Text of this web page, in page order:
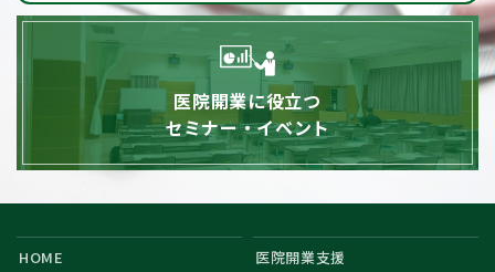
医院開業に役立つ
セミナー・イベント
HOME 医院開業支援